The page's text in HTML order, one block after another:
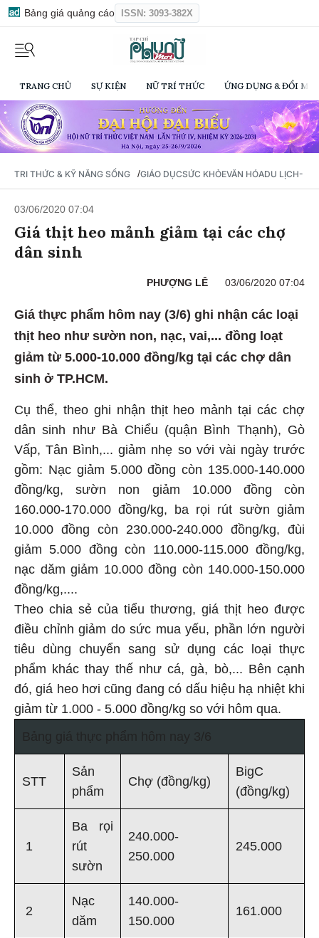
Bảng giá quảng cáo ISSN: 3093-382X
TRANG CHỦ SỰ KIỆN NỮ TRÍ THỨC ỨNG DỤNG & ĐỔI
TRI THỨC & KỸ NĂNG SỐNG /GIÁO DỤCSỨC KHỎEVĂN HÓADU LỊCH-
03/06/2020 07:04
Giá thịt heo mảnh giảm tại các chợ
dân sinh
PHƯỢNG LÊ 03/06/2020 07:04
Giá thực phẩm hôm nay (3/6) ghi nhận các loại
thịt heo như sườn non, nạc, vai,... đồng loạt
giảm từ 5.000-10.000 đồng/kg tại các chợ dân
sinh ở TP.HCM.
Cụ thể, theo ghi nhận thịt heo mảnh tại các chợ
dân sinh như Bà Chiểu (quận Bình Thạnh), Gò
Vấp, Tân Bình,... giảm nhẹ so với vài ngày trước
gồm: Nạc giảm 5.000 đồng còn 135.000-140.000
đồng/kg, sườn non giảm 10.000 đồng còn
160.000-170.000 đồng/kg, ba rọi rút sườn giảm
10.000 đồng còn 230.000-240.000 đồng/kg, đùi
giảm 5.000 đồng còn 110.000-115.000 đồng/kg,
nạc dăm giảm 10.000 đồng còn 140.000-150.000
đồng/kg,....
Theo chia sẻ của tiểu thương, giá thịt heo được
điều chỉnh giảm do sức mua yếu, phần lớn người
tiêu dùng chuyển sang sử dụng các loại thực
phẩm khác thay thế như cá, gà, bò,... Bên cạnh
đó, giá heo hơi cũng đang có dấu hiệu hạ nhiệt khi
giảm từ 1.000 - 5.000 đồng/kg so với hôm qua.
STT
Sản
phẩm
Chợ (đồng/kg)
BigC
(đồng/kg)
1
Ba rọi
rút
sườn
240.000-
250.000
245.000
2
Nạc
dăm
140.000-
150.000
161.000